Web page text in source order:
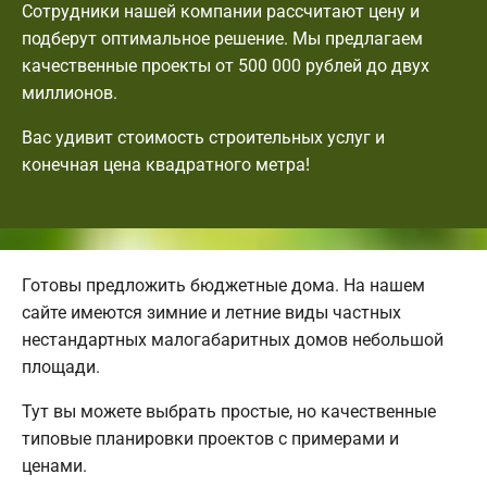
Сотрудники нашей компании рассчитают цену и
подберут оптимальное решение. Мы предлагаем
качественные проекты от 500 000 рублей до двух
миллионов.
Вас удивит стоимость строительных услуг и
конечная цена квадратного метра!
Готовы предложить бюджетные дома. На нашем
сайте имеются зимние и летние виды частных
нестандартных малогабаритных домов небольшой
площади.
Тут вы можете выбрать простые, но качественные
типовые планировки проектов с примерами и
ценами.